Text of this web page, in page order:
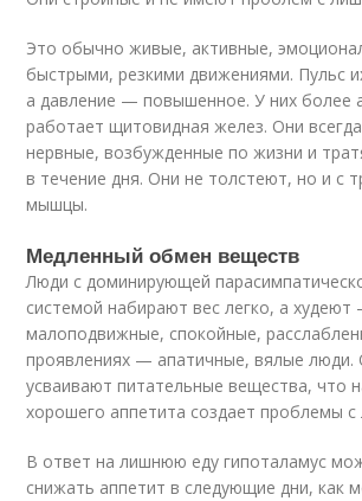
Это обычно живые, активные,
быстрыми, резкими движениями. Пульс
а давление — повышенное. У них более
работает щитовидная желез. Они
нервные, возбужденные по жизни и
в течение дня. Они не толстеют, но и с
мышцы.
Медленный обмен веществ
Люди с доминирующей
системой набирают вес легко, а
малоподвижные, спокойные,
проявлениях — апатичные, вялые люди.
усваивают питательные вещества, что
хорошего аппетита создает проблемы
В ответ на лишнюю еду гипоталамус
снижать аппетит в следующие дни, как